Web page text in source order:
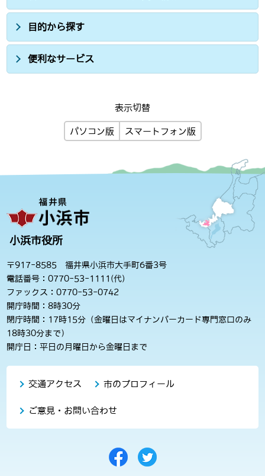
目的から探す
便利なサービス
表示切替
パソコン版 スマートフォン版
小浜市役所
〒917-8585 福井県小浜市大手町6番3号
電話番号：0770-53-1111(代)
ファックス：0770-53-0742
開庁時間：8時30分
閉庁時間：17時15分（金曜日はマイナンバーカード専門窓口のみ
18時30分まで）
開庁日：平日の月曜日から金曜日まで
交通アクセス 市のプロフィール
ご意見・お問い合わせ